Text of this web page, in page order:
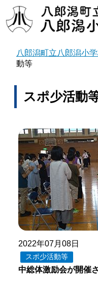
八郎潟町立八郎潟小
動等
スポ少活動
2022年07月08日
スポ少活動等
中総体激励会が開催